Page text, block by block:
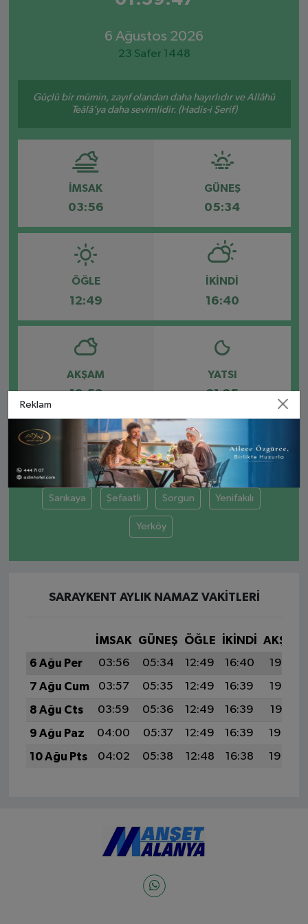
6 Ağustos 2026
23 Safer 1448
Güçlü bir mümin, zayıf olandan daha hayırlıdır ve Allâhü
Teâlâ’ya daha sevimlidir. (Hadis-i Şerif)
İMSAK
03:56
GÜNEŞ
05:34
ÖĞLE
12:49
İKINDI
16:40
AKŞAM
19:53
YATSI
21:25
Akdağmadeni Boğazlıyan Çandır
Çayıralan Çekerek Kadışehri Saraykent
Sarıkaya Şefaatli Sorgun Yenifakılı
Yerköy
SARAYKENT AYLIK NAMAZ VAKITLERI
İMSAK GÜNEŞ ÖĞLE İKINDI
AKŞAM
6 Ağu Per
03:56 05:34 12:49 16:40
19:53
7 Ağu Cum
03:57 05:35 12:49 16:39
19:52
8 Ağu Cts
03:59 05:36 12:49 16:39
19:51
9 Ağu Paz
04:00 05:37 12:49 16:39
19:50
10 Ağu Pts
04:02 05:38 12:48 16:38 19:49
Reklam